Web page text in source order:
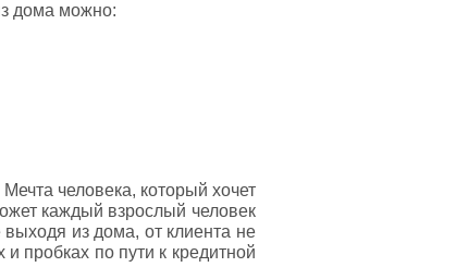
дома можно:
человека, который хочет
каждый взрослый человек
из дома, от клиента не
пробках по пути к кредитной